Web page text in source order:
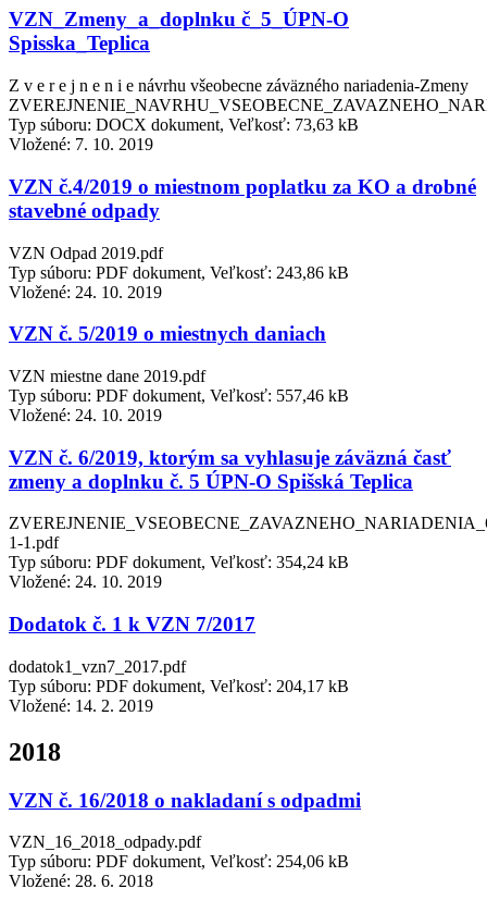
VZN_Zmeny_a_doplnku č_5_ÚPN-O
Spisska_Teplica
Z v e r e j n e n i e návrhu všeobecne záväzného nariadenia-Zmeny
Typ súboru: DOCX dokument, Veľkosť: 73,63 kB
Vložené: 7. 10. 2019
VZN č.4/2019 o miestnom poplatku za KO a drobné
stavebné odpady
VZN Odpad 2019.pdf
Typ súboru: PDF dokument, Veľkosť: 243,86 kB
Vložené: 24. 10. 2019
VZN č. 5/2019 o miestnych daniach
VZN miestne dane 2019.pdf
Typ súboru: PDF dokument, Veľkosť: 557,46 kB
Vložené: 24. 10. 2019
VZN č. 6/2019, ktorým sa vyhlasuje záväzná časť
zmeny a doplnku č. 5 ÚPN-O Spišská Teplica
1-1.pdf
Typ súboru: PDF dokument, Veľkosť: 354,24 kB
Vložené: 24. 10. 2019
Dodatok č. 1 k VZN 7/2017
dodatok1_vzn7_2017.pdf
Typ súboru: PDF dokument, Veľkosť: 204,17 kB
Vložené: 14. 2. 2019
2018
VZN č. 16/2018 o nakladaní s odpadmi
VZN_16_2018_odpady.pdf
Typ súboru: PDF dokument, Veľkosť: 254,06 kB
Vložené: 28. 6. 2018